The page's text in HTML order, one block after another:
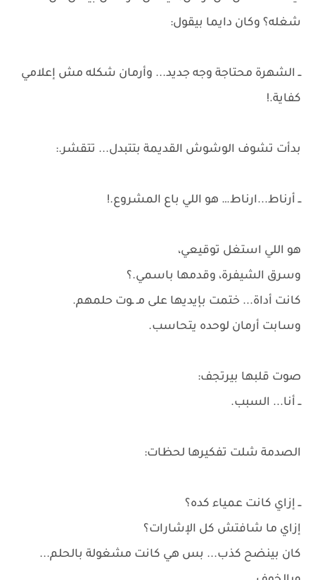
شغله؟ وكان دايما بيقول:
ــ الشهرة محتاجة وجه جديد... وأرمان شكله مش إعلامي
كفاية.!
بدأت تشوف الوشوش القديمة بتتبدل... تتقشر.:
ــ أرناط...ارناط… هو اللي باع المشروع.!
هو اللي استغل توقيعي،
وسرق الشيفرة، وقدمها باسمي.؟
كانت أداة... ختمت بإيديها على مـ ـوت حلمهم.
وسابت أرمان لوحده يتحاسب.
صوت قلبها بيرتجف:
ــ أنا... السبب.
الصدمة شلت تفكيرها لحظات:
ــ إزاي كانت عمياء كده؟
إزاي ما شافتش كل الإشارات؟
كان بينضح كذب... بس هي كانت مشغولة بالحلم...